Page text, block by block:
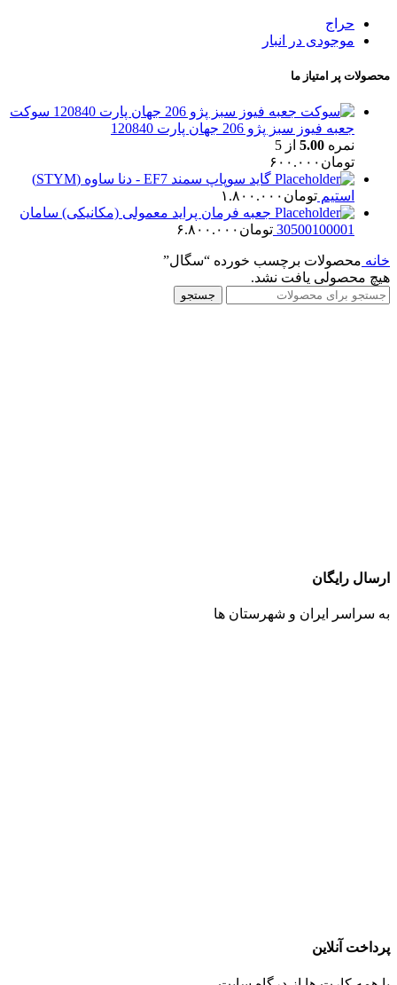
حراج
موجودی در انبار
محصولات پر امتیاز ما
سوکت
جعبه فیوز سبز پژو 206 جهان پارت 120840
نمره 5.00 از 5
تومان ۶۰۰.۰۰۰
گاید سوپاپ سمند EF7 - دنا ساوه (STYM)
استیم تومان ۱.۸۰۰.۰۰۰
جعبه فرمان پراید معمولی (مکانیکی) سامان
30500100001 تومان ۶.۸۰۰.۰۰۰
خانه محصولات برچسب خورده “سگال”
هیچ محصولی یافت نشد.
جستجو
ارسال رایگان
به سراسر ایران و شهرستان ها
پرداخت آنلاین